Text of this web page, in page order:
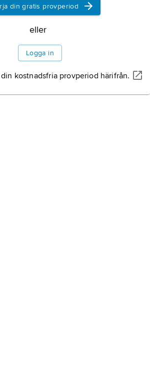
din gratis provperiod
eller
Logga in
din kostnadsfria provperiod härifrån.